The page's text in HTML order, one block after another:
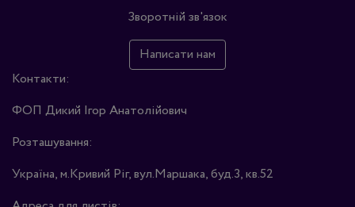
Зворотній зв'язок
Написати нам
Контакти:
ФОП Дикий Ігор Анатолійович
Розташування:
Україна, м.Кривий Ріг, вул.Маршака, буд.3, кв.52